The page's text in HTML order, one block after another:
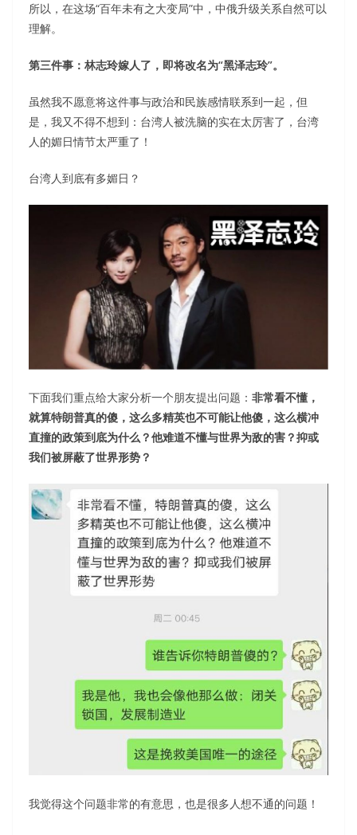
所以，在这场“百年未有之大变局”中，中俄升级关系自然可以
理解。
第三件事：林志玲嫁人了，即将改名为“黑泽志玲”。
虽然我不愿意将这件事与政治和民族感情联系到一起，但
是，我又不得不想到：台湾人被洗脑的实在太厉害了，台湾
人的媚日情节太严重了！
台湾人到底有多媚日？
下面我们重点给大家分析一个朋友提出问题： 非常看不懂，
就算特朗普真的傻，这么多精英也不可能让他傻，这么横冲
直撞的政策到底为什么？他难道不懂与世界为敌的害？抑或
我们被屏蔽了世界形势？
我觉得这个问题非常的有意思，也是很多人想不通的问题！